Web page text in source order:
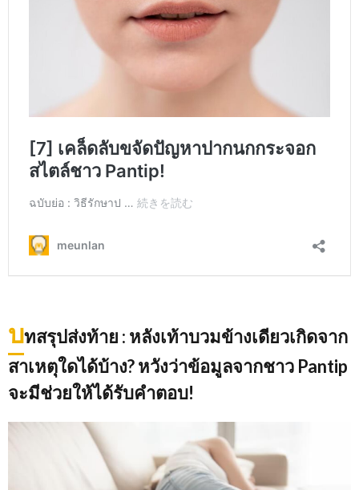
บทสรุปส่งท้าย : หลังเท้าบวมข้างเดียวเกิดจาก
สาเหตุใดได้บ้าง? หวังว่าข้อมูลจากชาว Pantip
จะมีช่วยให้ได้รับคำตอบ!